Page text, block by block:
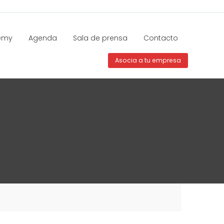
Agenda Sala de prensa Contacto
Asocia a tu empresa